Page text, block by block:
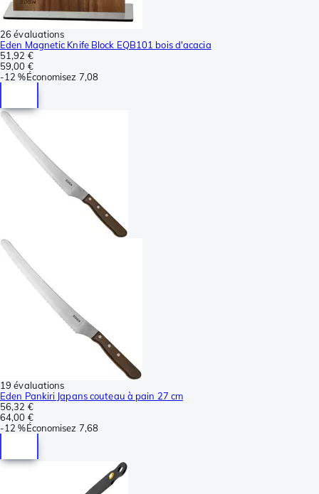
26 évaluations
Eden Magnetic Knife Block EQB101 bois d'acacia
51,92 €
59,00 €
-12 %Économisez 7,08
19 évaluations
Eden Pankiri Japans couteau à pain 27 cm
56,32 €
64,00 €
-12 %Économisez 7,68